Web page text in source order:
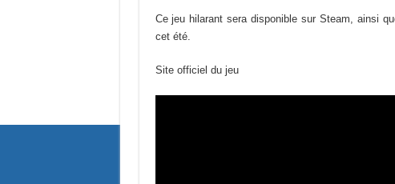
Ce jeu hilarant sera disponible sur Steam, ainsi
cet été.
Site officiel du jeu